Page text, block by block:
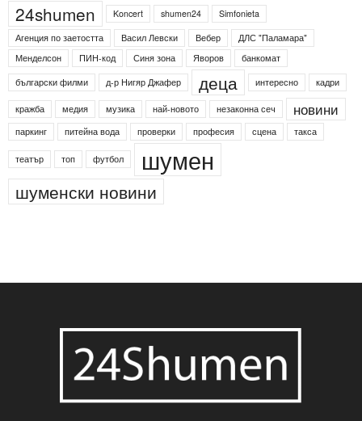
24shumen Koncert shumen24
Simfonieta
Агенция по заетостта
Васил Левски Вебер
ДЛС "Паламара"
Менделсон
ПИН-код Синя зона Яворов
банкомат
български филми
д-р Нигяр Джафер деца интересно кадри
кражба медия музика най-новото незаконна сеч новини
паркинг питейна вода проверки професия сцена такса
театър топ футбол шумен
шуменски новини